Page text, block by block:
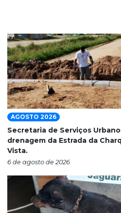
AGOSTO 2026
Secretaria de Serviços
drenagem da Estrada da
Vista.
6 de agosto de 2026